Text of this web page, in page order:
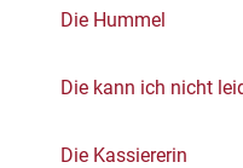
Die Hummel
Die kann ich nicht
Die Kassiererin